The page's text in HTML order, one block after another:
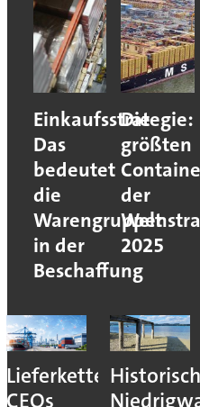
Einkaufsstrategie:
Das
bedeutet
die
in der
Beschaffung
Die
größten
der
Welt
2025
Lieferkettenresilienz: